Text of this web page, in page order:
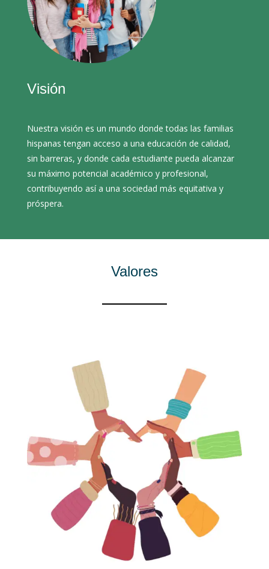
Visión
Nuestra visión es un mundo donde todas las familias
hispanas tengan acceso a una educación de calidad,
sin barreras, y donde cada estudiante pueda alcanzar
su máximo potencial académico y profesional,
contribuyendo así a una sociedad más equitativa y
próspera.
Valores